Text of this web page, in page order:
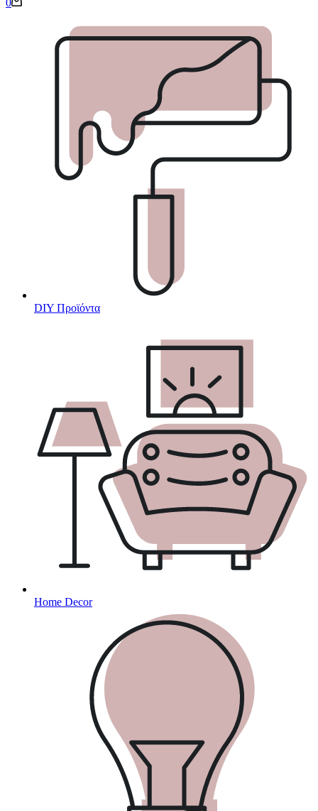
0
DIY Προϊόντα
Home Decor